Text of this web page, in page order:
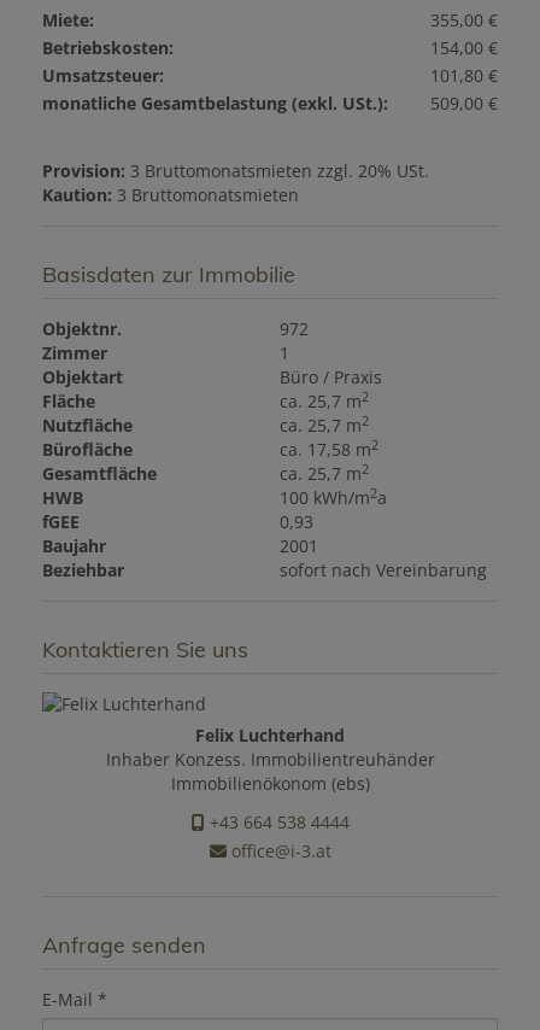
Miete:
355,00 €
Betriebskosten:
154,00 €
Umsatzsteuer:
101,80 €
monatliche Gesamtbelastung (exkl. USt.):
509,00 €
Provision: 3 Bruttomonatsmieten zzgl. 20% USt.
Kaution: 3 Bruttomonatsmieten
Basisdaten zur Immobilie
Objektnr.
972
Zimmer
1
Objektart
Büro / Praxis
Fläche
ca. 25,7 m2
Nutzfläche ca. 25,7 m2
Bürofläche ca. 17,58 m2
Gesamtfläche ca. 25,7 m2
HWB 100 kWh/m2a
fGEE
0,93
Baujahr
2001
Beziehbar
sofort nach Vereinbarung
Kontaktieren Sie uns
Felix Luchterhand
Inhaber Konzess. Immobilientreuhänder
Immobilienökonom (ebs)
+43 664 538 4444
office@i-3.at
Anfrage senden
E-Mail